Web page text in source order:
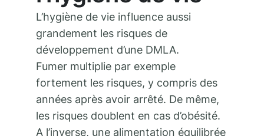
L’hygiène de vie influence aussi
grandement les risques de
développement d’une DMLA.
Fumer multiplie par exemple
fortement les risques, y compris des
années après avoir arrêté. De même,
les risques doublent en cas d’obésité.
A l’inverse, une alimentation équilibrée